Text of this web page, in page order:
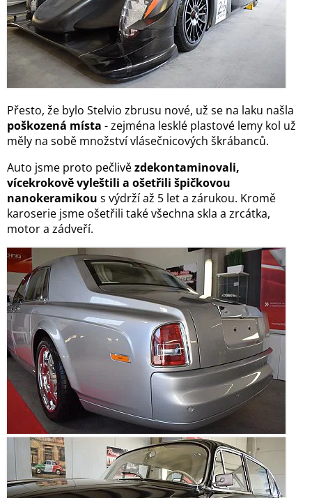
Přesto, že bylo Stelvio zbrusu nové, už se na laku našla
poškozená místa - zejména lesklé plastové lemy kol už
měly na sobě množství vlásečnicových škrábanců.
Auto jsme proto pečlivězdekontaminovali,
vícekrokově vyleštili a ošetřili špičkovou
nanokeramikou s výdrží až 5 let a zárukou. Kromě
karoserie jsme ošetřili také všechna skla a zrcátka,
motor a zádveří.